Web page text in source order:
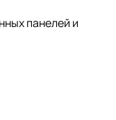
панелей и